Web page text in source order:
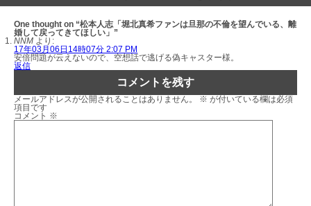
One thought on “松本人志「堀北真希ファンは旦那の不倫を望んでいる、離
婚して戻ってきてほしい」”
NNM より:
17年03月06日14時07分 2:07 PM
安倍問題が云えないので、空想話で逃げる偽キャスター様。
返信
コメントを残す
メールアドレスが公開されることはありません。 ※ が付いている欄は必須
項目です
コメント ※